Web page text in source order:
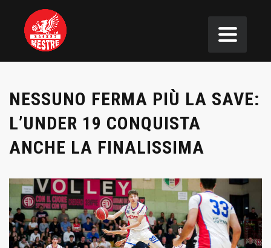
NESSUNO FERMA PIÙ LA SAVE:
L’UNDER 19 CONQUISTA
ANCHE LA FINALISSIMA